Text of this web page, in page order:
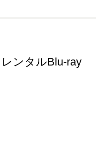
ンタルBlu-ray